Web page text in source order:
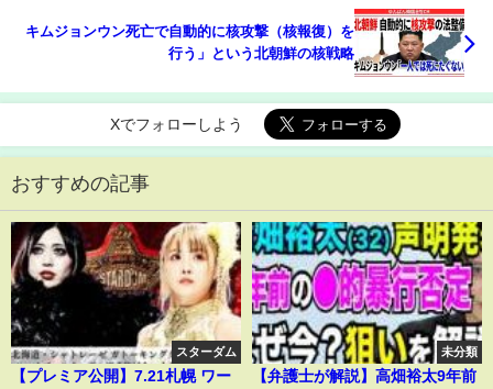
キムジョンウン死亡で自動的に核攻撃（核報復）を
行う」という北朝鮮の核戦略
Xでフォローしよう
おすすめの記事
スターダム
【プレミア公開】7.21札幌 ワー
未分類
【弁護士が解説】高畑裕太9年前